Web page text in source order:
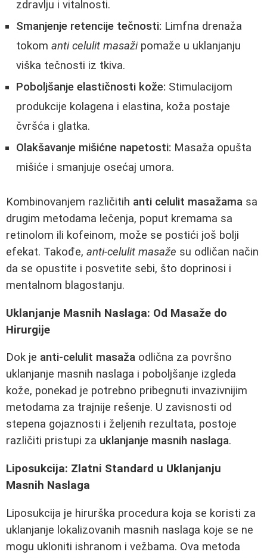
zdravlju i vitalnosti.
Smanjenje retencije tečnosti: Limfna drenaža
tokom anti celulit masažipomaže u uklanjanju
viška tečnosti iz tkiva.
Poboljšanje elastičnosti kože: Stimulacijom
produkcije kolagena i elastina, koža postaje
čvršća i glatka.
Olakšavanje mišićne napetosti: Masaža opušta
mišiće i smanjuje osećaj umora.
Kombinovanjem različitih anti celulit masažama sa
drugim metodama lečenja, poput kremama sa
retinolom ili kofeinom, može se postići još bolji
efekat. Takođe, anti-celulit masaže su odličan način
da se opustite i posvetite sebi, što doprinosi i
mentalnom blagostanju.
Uklanjanje Masnih Naslaga: Od Masaže do
Hirurgije
Dok je anti-celulit masaža odlična za površno
uklanjanje masnih naslaga i poboljšanje izgleda
kože, ponekad je potrebno pribegnuti invazivnijim
metodama za trajnije rešenje. U zavisnosti od
stepena gojaznosti i željenih rezultata, postoje
različiti pristupi za uklanjanje masnih naslaga.
Liposukcija: Zlatni Standard u Uklanjanju
Masnih Naslaga
Liposukcija je hirurška procedura koja se koristi za
uklanjanje lokalizovanih masnih naslaga koje se ne
mogu ukloniti ishranom i vežbama. Ova metoda